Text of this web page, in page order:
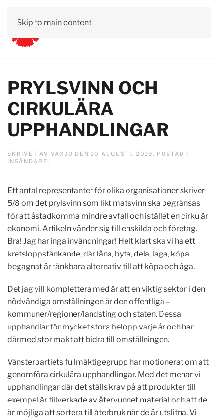
Skip to main content
PRYLSVINN OCH
CIRKULÄRA
UPPHANDLINGAR
SKRIVET AV VAXJO DEN 10 AUGUSTI, 2019. POSTAD I
INSÄNDARE.
Ett antal representanter för olika organisationer skriver
5/8 om det prylsvinn som likt matsvinn ska begränsas
för att åstadkomma mindre avfall och istället en cirkulär
ekonomi. Artikeln vänder sig till enskilda och företag.
Bra! Jag har inga invändningar! Helt klart ska vi ha ett
kretsloppstänkande, där låna, byta, dela, laga, köpa
begagnat är tänkbara alternativ till att köpa och äga.
Det jag vill komplettera med är att en viktig sektor i den
nödvändiga omställningen är den offentliga –
kommuner/regioner/landsting och staten. Dessa
upphandlar för mycket stora belopp varje år och har
därmed stor makt att bidra till omställningen.
Vänsterpartiets fullmäktigegrupp har motionerat om att
genomföra cirkulära upphandlingar. Med det menar vi
upphandlingar där det ställs krav på att produkter till
exempel är tillverkade av återvunnet material och att de
är möjliga att sortera till återbruk när de är utslitna. Vi